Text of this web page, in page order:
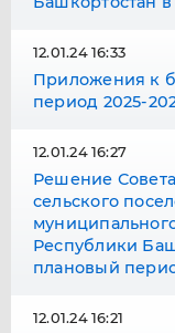
Приложения к
период 2025-
12.01.24 16:33
Решение
сельского
Республики
плановый
12.01.24 16:27
12.01.24 16:21